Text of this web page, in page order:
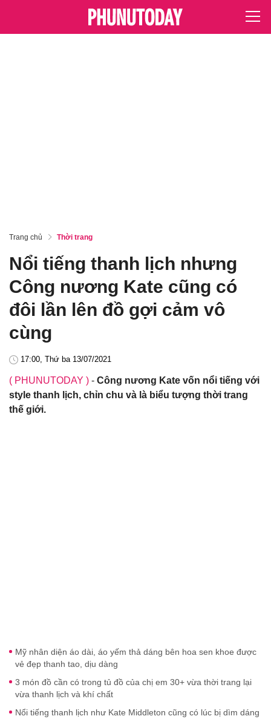
Trang chủ Thời trang
Nổi tiếng thanh lịch nhưng
Công nương Kate cũng có
đôi lần lên đồ gợi cảm vô
cùng
17:00, Thứ ba 13/07/2021
( PHUNUTODAY ) - Công nương Kate vốn nổi tiếng với
style thanh lịch, chỉn chu và là biểu tượng thời trang
thế giới.
Mỹ nhân diện áo dài, áo yếm thả dáng bên hoa sen khoe được
vẻ đẹp thanh tao, dịu dàng
3 món đồ cần có trong tủ đồ của chị em 30+ vừa thời trang lại
vừa thanh lịch và khí chất
Nổi tiếng thanh lịch như Kate Middleton cũng có lúc bị dìm dáng